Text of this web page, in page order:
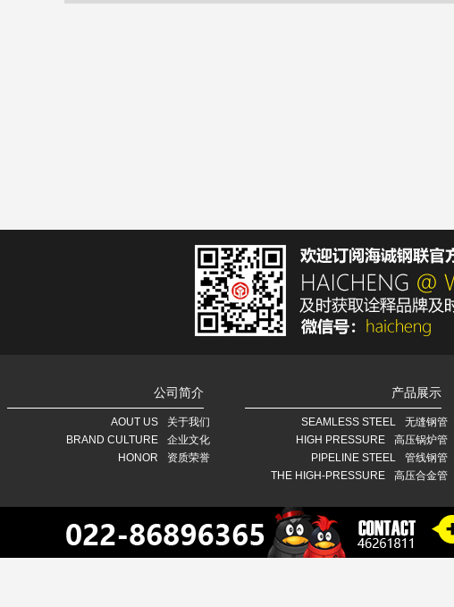
公司简介
AOUT US
关于我们
BRAND CULTURE
企业文化
HONOR
资质荣誉
产品展示
SEAMLESS STEEL
无缝钢管
HIGH PRESSURE
高压锅炉管
PIPELINE STEEL
管线钢管
THE HIGH-PRESSURE
高压合金管